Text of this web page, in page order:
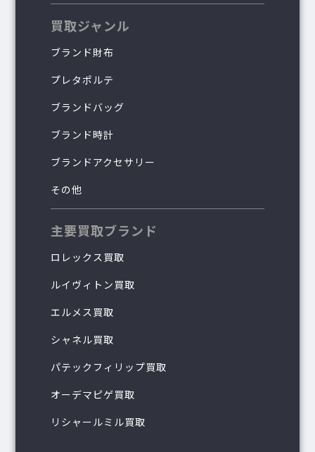
買取ジャンル
ブランド財布
プレタポルテ
ブランドバッグ
ブランド時計
ブランドアクセサリー
その他
主要買取ブランド
ロレックス買取
ルイヴィトン買取
エルメス買取
シャネル買取
パテックフィリップ買取
オーデマピゲ買取
リシャールミル買取